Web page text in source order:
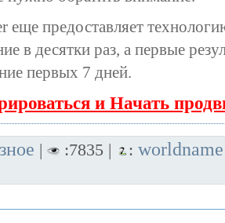
еще предоставляет
в десятки раз, а первые
первых 7 дней.
и Начать
| :7835 | : worldname